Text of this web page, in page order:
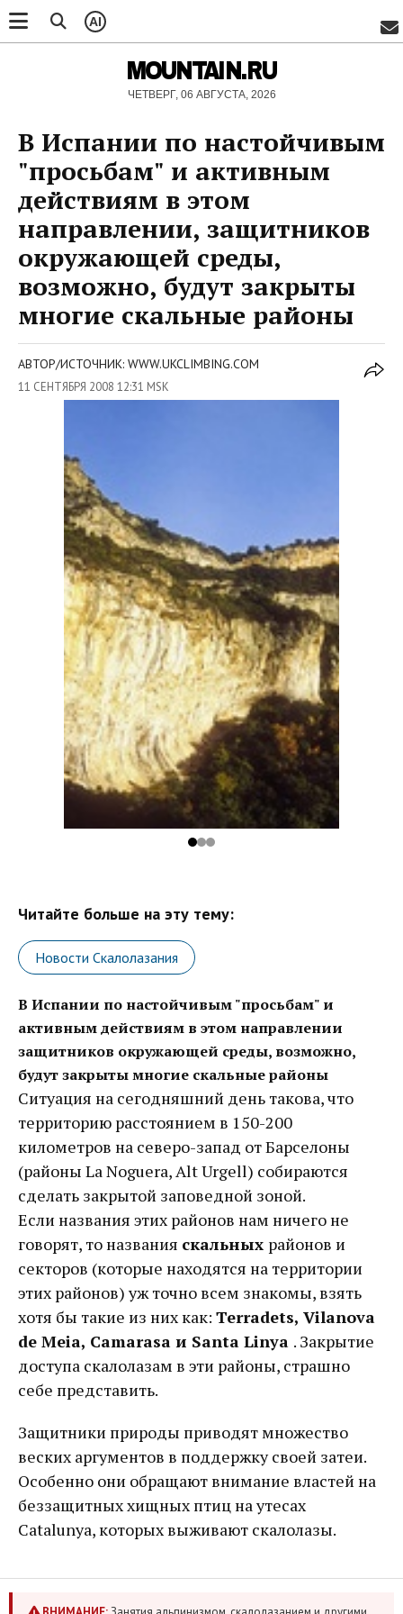
AI
MOUNTAIN.RU
ЧЕТВЕРГ, 06 АВГУСТА, 2026
В Испании по настойчивым
"просьбам" и активным
действиям в этом
направлении, защитников
окружающей среды,
возможно, будут закрыты
многие скальные районы
АВТОР/ИСТОЧНИК: WWW.UKCLIMBING.COM
11 СЕНТЯБРЯ 2008 12:31 MSK
Читайте больше на эту тему:
Новости Скалолазания
В Испании по настойчивым "просьбам" и
активным действиям в этом направлении
защитников окружающей среды, возможно,
будут закрыты многие скальные районы
Ситуация на сегодняшний день такова, что
территорию расстоянием в 150-200
километров на северо-запад от Барселоны
(районы La Noguera, Alt Urgell) собираются
сделать закрытой заповедной зоной.
Если названия этих районов нам ничего не
говорят, то названия скальных районов и
секторов (которые находятся на территории
этих районов) уж точно всем знакомы, взять
хотя бы такие из них как: Terradets, Vilanova
de Meiа, Camarasa и Santa Linya . Закрытие
доступа скалолазам в эти районы, страшно
себе представить.
Защитники природы приводят множество
веских аргументов в поддержку своей затеи.
Особенно они обращают внимание властей на
беззащитных хищных птиц на утесах
Catalunya, которых выживают скалолазы.